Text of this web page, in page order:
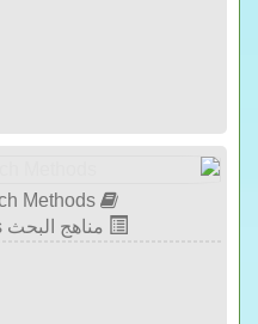
Business Research Methods
مناهج البحث Research Methods